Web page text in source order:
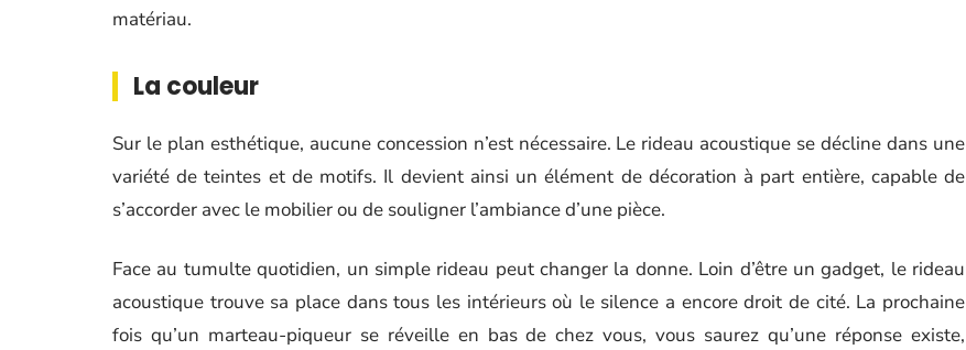
matériau.
La couleur
Sur le plan esthétique, aucune concession n’est nécessaire. Le rideau acoustique se décline dans une
variété de teintes et de motifs. Il devient ainsi un élément de décoration à part entière, capable de
s’accorder avec le mobilier ou de souligner l’ambiance d’une pièce.
Face au tumulte quotidien, un simple rideau peut changer la donne. Loin d’être un gadget, le rideau
acoustique trouve sa place dans tous les intérieurs où le silence a encore droit de cité. La prochaine
fois qu’un marteau-piqueur se réveille en bas de chez vous, vous saurez qu’une réponse existe,